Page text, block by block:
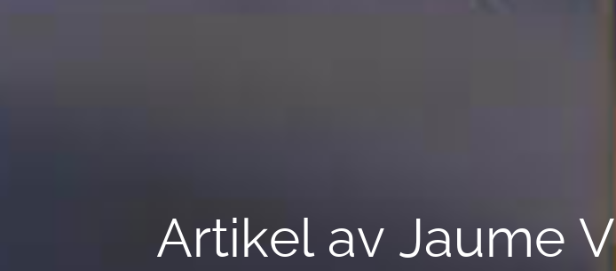
Artikel av Jaume